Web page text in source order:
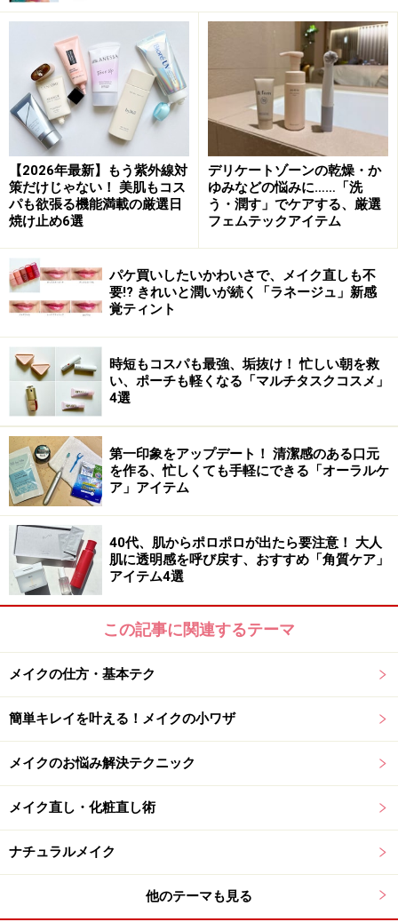
【2026年最新】もう紫外線対
策だけじゃない！ 美肌もコス
パも欲張る機能満載の厳選日
焼け止め6選
デリケートゾーンの乾燥・か
ゆみなどの悩みに……「洗
う・潤す」でケアする、厳選
フェムテックアイテム
パケ買いしたいかわいさで、メイク直しも不
要!? きれいと潤いが続く「ラネージュ」新感
覚ティント
時短もコスパも最強、垢抜け！ 忙しい朝を救
い、ポーチも軽くなる「マルチタスクコスメ」
4選
第一印象をアップデート！ 清潔感のある口元
を作る、忙しくても手軽にできる「オーラルケ
ア」アイテム
40代、肌からポロポロが出たら要注意！ 大人
肌に透明感を呼び戻す、おすすめ「角質ケア」
アイテム4選
この記事に関連するテーマ
メイクの仕方・基本テク
簡単キレイを叶える！メイクの小ワザ
メイクのお悩み解決テクニック
メイク直し・化粧直し術
ナチュラルメイク
他のテーマも見る